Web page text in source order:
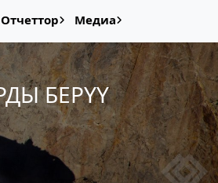
Отчеттор
Медиа
БЕРҮҮ